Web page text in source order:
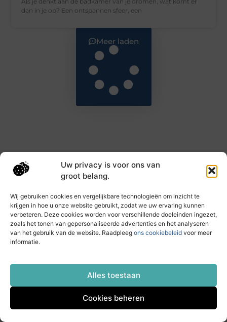
Uw privacy is voor ons van
groot belang.
Wij gebruiken cookies en vergelijkbare technologieën om inzicht te
krijgen in hoe u onze website gebruikt, zodat we uw ervaring kunnen
verbeteren. Deze cookies worden voor verschillende doeleinden ingezet,
zoals het tonen van gepersonaliseerde advertenties en het analyseren
van het gebruik van de website. Raadpleeg ons cookiebeleid voor meer
informatie.
Alles toestaan
Cookies beheren
dan in je op? Een ontspannen sfeer, een
Meer laden
Main Links
Dagelijks nieuwe inzichten op taec.nl
Artikelen vol kennis, inspiratie en praktische tips die